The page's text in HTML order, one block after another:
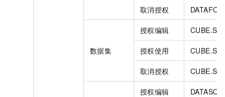
取消授权
数据集
授权编辑
授权使用
取消授权
授权编辑